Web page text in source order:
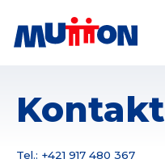
Kontakt
Tel.: +421 917 480 367